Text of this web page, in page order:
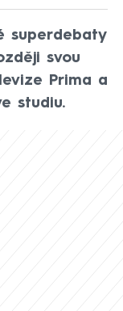
superdebaty
svou
Prima a
studiu.